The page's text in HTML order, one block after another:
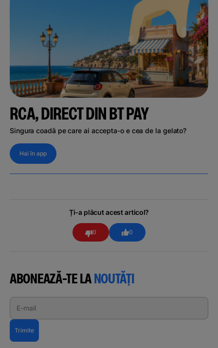
RCA, DIRECT DIN BT PAY
Singura coadă pe care ai accepta-o e cea de la gelato?
Hai în app
Ți-a plăcut acest articol?
0 0
ABONEAZĂ-TE LANOUTĂȚI
E-mail
Trimite